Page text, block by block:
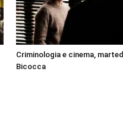
Criminologia e cinema,
Bicocca